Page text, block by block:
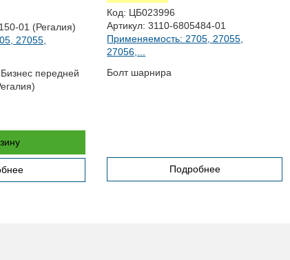
01 (Регалия)
27055,
передней
Код: ЦБ023996
Артикул: 3110-6805484-01
Применяемость: 2705, 27055,
27056,...
Болт шарнира
Подробнее